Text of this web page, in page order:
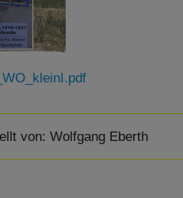
von: Wolfgang Eberth